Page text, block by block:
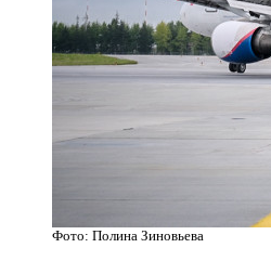
Фото: Полина Зиновьева